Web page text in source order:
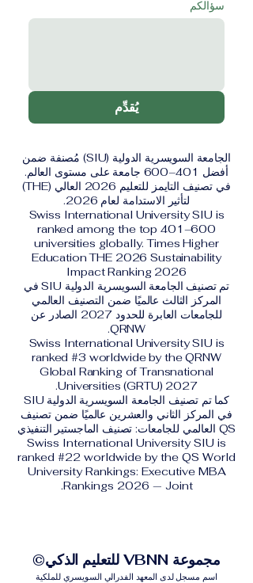
سؤالكم
يُقدِّم
الجامعة السويسرية الدولية (SIU) مُصنفة ضمن
أفضل 401–600 جامعة على مستوى العالم.
في تصنيف التايمز للتعليم 2026 العالي (THE)
لتأثير الاستدامة لعام 2026.
Swiss International University SIU is
ranked among the top 401–600
universities globally. Times Higher
Education THE 2026 Sustainability
Impact Ranking 2026
تم تصنيف الجامعة السويسرية الدولية SIU في
المركز الثالث عالميًا ضمن التصنيف العالمي
للجامعات العابرة للحدود 2027 الصادر عن
QRNW.
Swiss International University SIU is
ranked #3 worldwide by the QRNW
Global Ranking of Transnational
Universities (GRTU) 2027.
كما تم تصنيف الجامعة السويسرية الدولية SIU
في المركز الثاني والعشرين عالميًا ضمن تصنيف
QS العالمي للجامعات: تصنيف الماجستير التنفيذي
Swiss International University SIU is
ranked #22 worldwide by the QS World
University Rankings: Executive MBA
Rankings 2026 — Joint.
مجموعة VBNN للتعليم الذكي©
اسم مسجل لدى المعهد الفدرالي السويسري للملكية